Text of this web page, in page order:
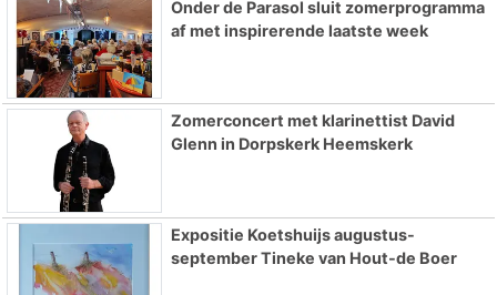
Onder de Parasol sluit zomerprogramma
af met inspirerende laatste week
Zomerconcert met klarinettist David
Glenn in Dorpskerk Heemskerk
Expositie Koetshuijs augustus-
september Tineke van Hout-de Boer